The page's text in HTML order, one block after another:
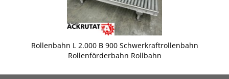
Rollenbahn L 2.000 B 900 Schwerkraftrollenbahn
Rollenförderbahn Rollbahn